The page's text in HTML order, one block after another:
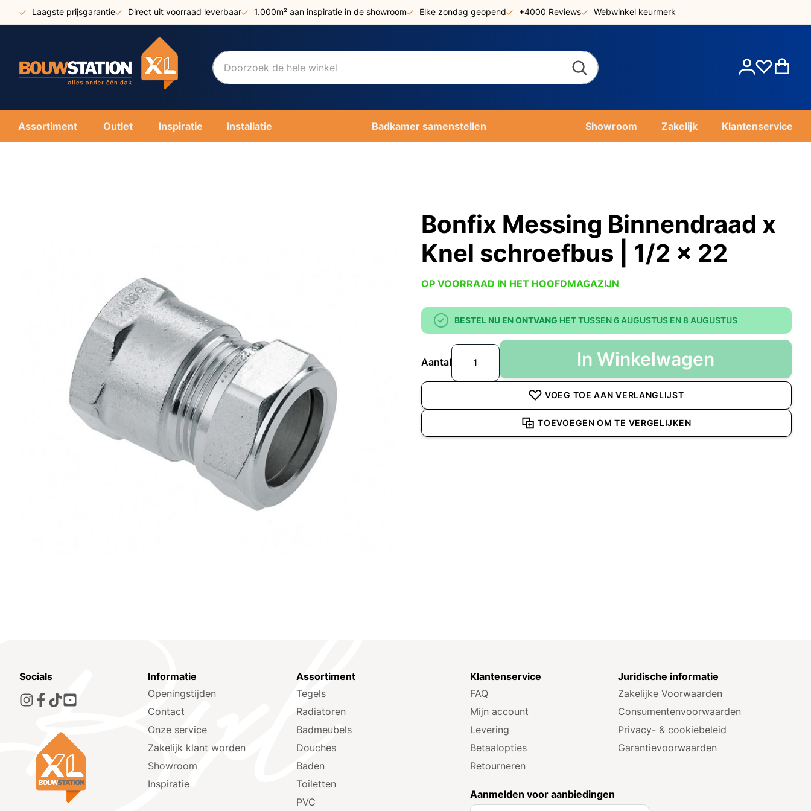
Ga
naar
Laagste prijsgarantie Direct uit voorraad leverbaar 1.000m² aan inspiratie in de showroom Elke zondag geopend +4000 Reviews Webwinkel keurmerk
Account
Assortiment Outlet Inspiratie Installatie Badkamer samenstellen Showroom Zakelijk Klantenservice
Bonfix Messing Binnendraad x
Knel schroefbus | 1/2 x 22
OP VOORRAAD IN HET HOOFDMAGAZIJN
BESTEL NU EN ONTVANG HETTUSSEN 6 AUGUSTUS EN 8 AUGUSTUS
Aantal In Winkelwagen
VOEG TOE AAN VERLANGLIJST
TOEVOEGEN OM TE VERGELIJKEN
Socials
Informatie
Openingstijden
Contact
Onze service
Zakelijk klant worden
Showroom
Inspiratie
Assortiment
Tegels
Radiatoren
Badmeubels
Douches
Baden
Toiletten
PVC
Klantenservice
FAQ
Mijn account
Levering
Betaalopties
Retourneren
Juridische informatie
Zakelijke Voorwaarden
Consumenten­voorwaarden
Privacy- & cookiebeleid
Garantie­voorwaarden
Aanmelden voor aanbiedingen